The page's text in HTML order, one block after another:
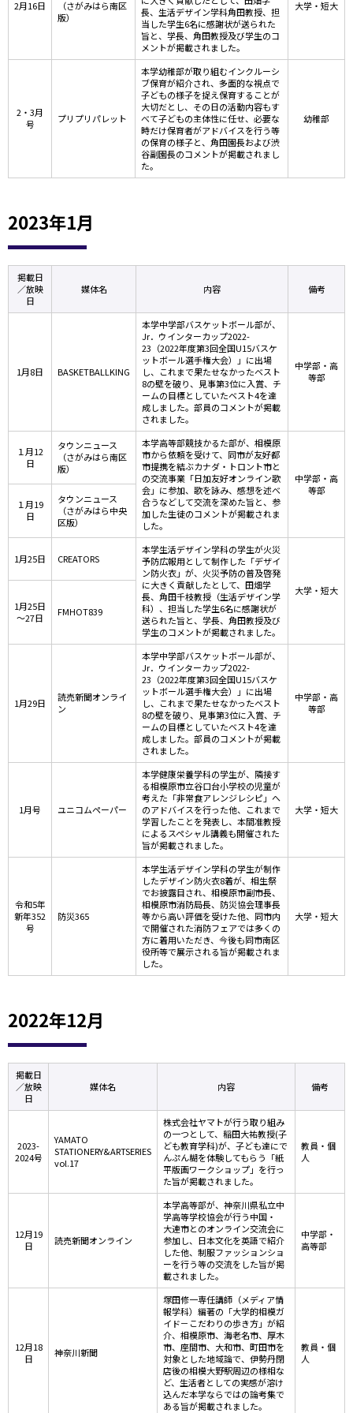
2月16日
（さがみはら南区
版）
長、生活デザイン学科角田教授、担
当した学生6名に感謝状が送られた
旨と、学長、角田教授及び学生のコ
メントが掲載されました。
大学・短大
2・3月
号
プリプリパレット
本学幼稚部が取り組むインクルーシ
ブ保育が紹介され、多面的な視点で
子どもの様子を捉え保育することが
大切だとし、その日の活動内容もす
べて子どもの主体性に任せ、必要な
時だけ保育者がアドバイスを行う等
の保育の様子と、角田園長および渋
谷副園長のコメントが掲載されまし
た。
幼稚部
2023年1月
掲載日
／放映
日
媒体名 内容 備考
1月8日 BASKETBALLKING
本学中学部バスケットボール部が、
Jr．ウインターカップ2022-
23（2022年度第3回全国U15バスケ
ットボール選手権大会）」に出場
し、これまで果たせなかったベスト
8の壁を破り、見事第3位に入賞、チ
ームの目標としていたベスト4を達
成しました。部員のコメントが掲載
されました。
中学部・高
等部
１月12
日
タウンニュース
（さがみはら南区
版）
本学高等部競技かるた部が、相模原
市から依頼を受けて、同市が友好都
市提携を結ぶカナダ・トロント市と
の交流事業「日加友好オンライン歌
会」に参加、歌を詠み、感想を述べ
合うなどして交流を深めた旨と、参
加した生徒のコメントが掲載されま
した。
中学部・高
等部
１月19
日
タウンニュース
（さがみはら中央
区版）
1月25日 CREATORS
本学生活デザイン学科の学生が火災
予防広報用として制作した「デザイ
ン防火衣」が、火災予防の普及啓発
に大きく貢献したとして、田畑学
長、角田千枝教授（生活デザイン学
科）、担当した学生6名に感謝状が
送られた旨と、学長、角田教授及び
学生のコメントが掲載されました。
大学・短大
1月25日
～27日
FMHOT839
1月29日
読売新聞オンライ
ン
本学中学部バスケットボール部が、
Jr．ウインターカップ2022-
23（2022年度第3回全国U15バスケ
ットボール選手権大会）」に出場
し、これまで果たせなかったベスト
8の壁を破り、見事第3位に入賞、チ
ームの目標としていたベスト4を達
成しました。部員のコメントが掲載
されました。
中学部・高
等部
1月号 ユニコムペーパー
本学健康栄養学科の学生が、隣接す
る相模原市立谷口台小学校の児童が
考えた「非常食アレンジレシピ」へ
のアドバイスを行った他、これまで
学習したことを発表し、本間准教授
によるスペシャル講義も開催された
旨が掲載されました。
大学・短大
令和5年
新年352
号
防災365
本学生活デザイン学科の学生が制作
したデザイン防火衣8着が、相生祭
でお披露目され、相模原市副市長、
相模原市消防局長、防災協会理事長
等から高い評価を受けた他、同市内
で開催された消防フェアでは多くの
方に着用いただき、今後も同市南区
役所等で展示される旨が掲載されま
した。
大学・短大
2022年12月
掲載日
／放映
日
媒体名 内容 備考
2023-
2024号
YAMATO
STATIONERY&ARTSERIES
vol.17
株式会社ヤマトが行う取り組み
の一つとして、稲田大祐教授(子
ども教育学科)が、子ども達にで
んぷん糊を体験してもらう「紙
平版画ワークショップ」を行っ
た旨が掲載されました。
教員・個
人
12月19
日
読売新聞オンライン
本学高等部が、神奈川県私立中
学高等学校協会が行う中国・
大連市とのオンライン交流会に
参加し、日本文化を英語で紹介
した他、制服ファッションショ
ーを行う等の交流をした旨が掲
載されました。
中学部・
高等部
12月18
日
神奈川新聞
塚田修一専任講師（メディア情
報学科）編著の「大学的相模ガ
イド－こだわりの歩き方」が紹
介、相模原市、海老名市、厚木
市、座間市、大和市、町田市を
対象とした地域論で、伊勢丹閉
店後の相模大野駅周辺の様相な
ど、生活者としての実感が溶け
込んだ本学ならではの論考集で
ある旨が掲載されました。
教員・個
人